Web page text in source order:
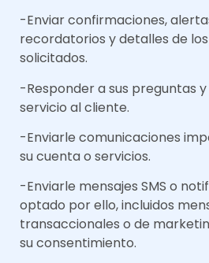
-Enviar confirmaciones,
recordatorios y detalles de
solicitados.
-Responder a sus preguntas
servicio al cliente.
-Enviarle comunicaciones
su cuenta o servicios.
-Enviarle mensajes SMS o
optado por ello, incluidos
transaccionales o de
su consentimiento.